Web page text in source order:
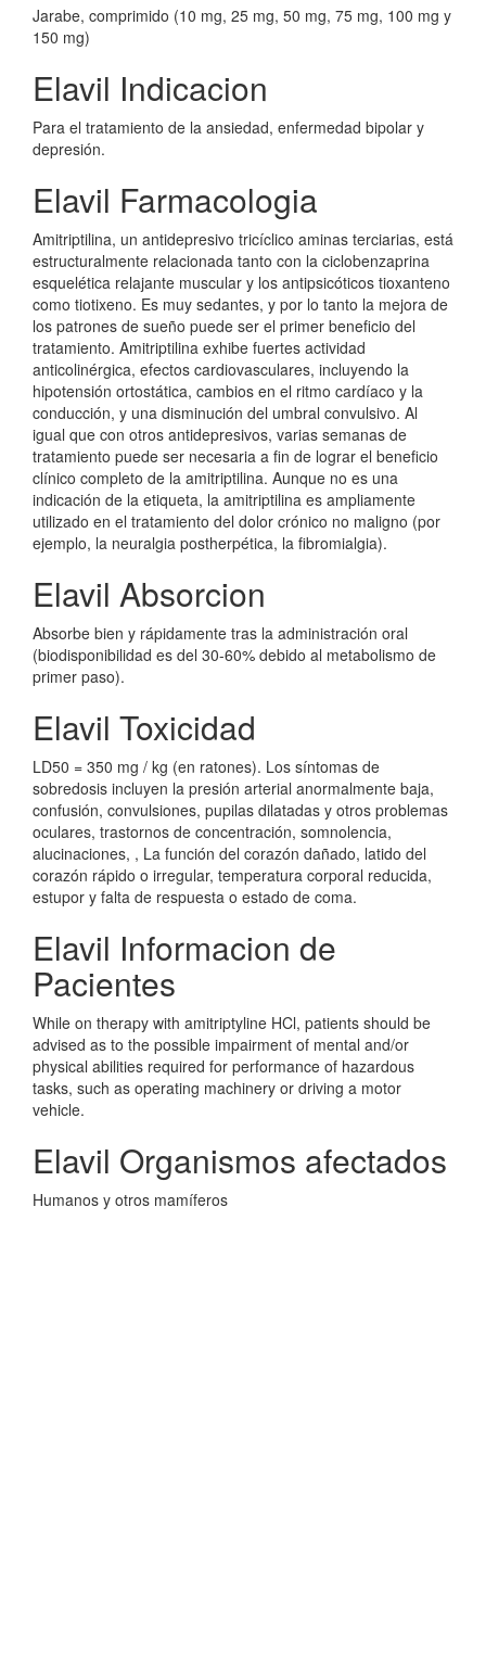
Jarabe, comprimido (10 mg, 25 mg, 50 mg, 75 mg, 100 mg y
150 mg)
Elavil Indicacion
Para el tratamiento de la ansiedad, enfermedad bipolar y
depresión.
Elavil Farmacologia
Amitriptilina, un antidepresivo tricíclico aminas terciarias, está
estructuralmente relacionada tanto con la ciclobenzaprina
esquelética relajante muscular y los antipsicóticos tioxanteno
como tiotixeno. Es muy sedantes, y por lo tanto la mejora de
los patrones de sueño puede ser el primer beneficio del
tratamiento. Amitriptilina exhibe fuertes actividad
anticolinérgica, efectos cardiovasculares, incluyendo la
hipotensión ortostática, cambios en el ritmo cardíaco y la
conducción, y una disminución del umbral convulsivo. Al
igual que con otros antidepresivos, varias semanas de
tratamiento puede ser necesaria a fin de lograr el beneficio
clínico completo de la amitriptilina. Aunque no es una
indicación de la etiqueta, la amitriptilina es ampliamente
utilizado en el tratamiento del dolor crónico no maligno (por
ejemplo, la neuralgia postherpética, la fibromialgia).
Elavil Absorcion
Absorbe bien y rápidamente tras la administración oral
(biodisponibilidad es del 30-60% debido al metabolismo de
primer paso).
Elavil Toxicidad
LD50 = 350 mg / kg (en ratones). Los síntomas de
sobredosis incluyen la presión arterial anormalmente baja,
confusión, convulsiones, pupilas dilatadas y otros problemas
oculares, trastornos de concentración, somnolencia,
alucinaciones, , La función del corazón dañado, latido del
corazón rápido o irregular, temperatura corporal reducida,
estupor y falta de respuesta o estado de coma.
Elavil Informacion de
Pacientes
While on therapy with amitriptyline HCl, patients should be
advised as to the possible impairment of mental and/or
physical abilities required for performance of hazardous
tasks, such as operating machinery or driving a motor
vehicle.
Elavil Organismos afectados
Humanos y otros mamíferos